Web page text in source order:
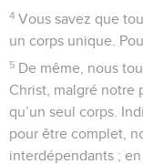
4 Vous savez que
un corps unique.
5 De même, nous
Christ, malgré notre
qu’un seul corps.
pour être complet,
interdépendants ;